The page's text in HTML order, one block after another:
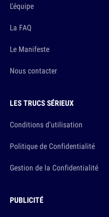
L'équipe
La FAQ
Le Manifeste
Nous contacter
LES TRUCS SÉRIEUX
Conditions d'utilisation
Politique de Confidentialité
Gestion de la Confidentialité
PUBLICITÉ